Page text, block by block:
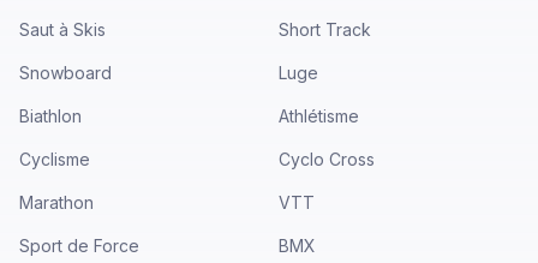
Saut à Skis Short Track
Snowboard Luge
Biathlon Athlétisme
Cyclisme Cyclo Cross
Marathon VTT
Sport de Force BMX